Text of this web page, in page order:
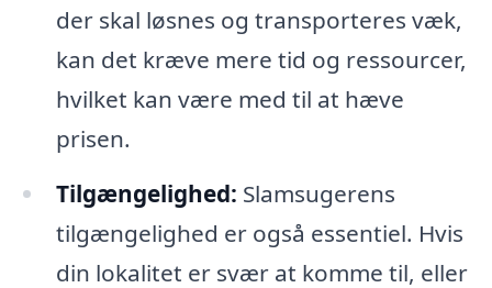
der skal løsnes og transporteres væk,
kan det kræve mere tid og ressourcer,
hvilket kan være med til at hæve
prisen.
Tilgængelighed: Slamsugerens
tilgængelighed er også essentiel. Hvis
din lokalitet er svær at komme til, eller